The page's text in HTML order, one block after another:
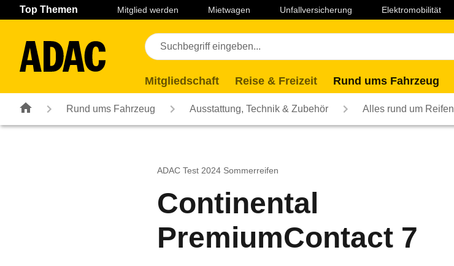
Navigation Seiteninhalt Fußzeile
Top Themen Mitglied werden Mietwagen Unfallversicherung Elektromobilität
Mitgliedschaft Reise & Freizeit Rund ums Fahrzeug
Rund ums Fahrzeug Ausstattung, Technik & Zubehör Alles rund um Reifen
ADAC Test 2024 Sommerreifen
Continental
PremiumContact 7